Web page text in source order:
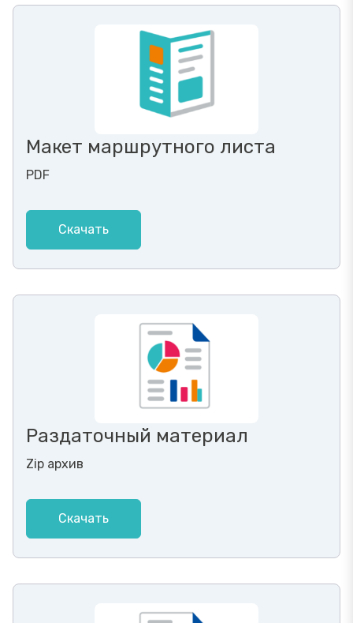
Макет маршрутного листа
PDF
Скачать
Раздаточный материал
Zip архив
Скачать